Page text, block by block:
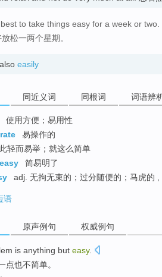
to take things easy for a week or two.
松一两个星期。
easily
同近义词 同根词 词语辨
使用方便；易用性
易操作的
轻而易举；就这么简单
简易明了
adj. 无拘无束的；过分随便的；马虎的
语
原声例句 权威例句
is anything but easy.
点也不简单。